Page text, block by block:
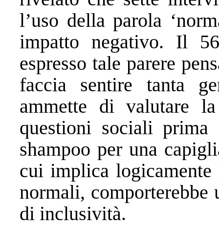
l’uso della parola
impatto negativo. Il
espresso tale parere
faccia sentire tanta
ammette di valutare
questioni sociali
shampoo per una
cui implica logicamente
normali,
di inclusività.